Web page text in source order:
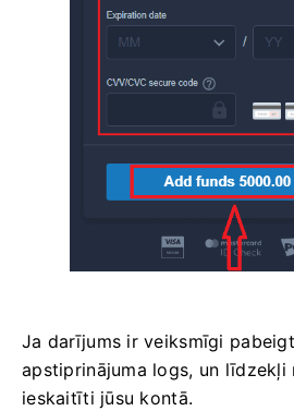
Ja darījums ir veiksmīgi
apstiprinājuma logs, un līdzekļi
ieskaitīti jūsu kontā.